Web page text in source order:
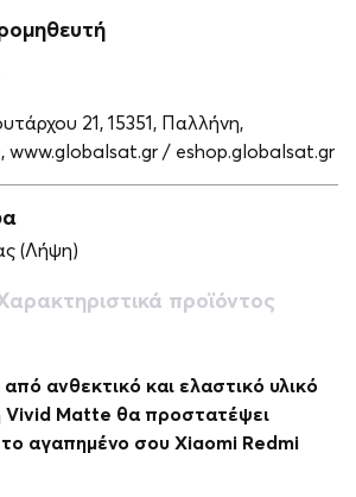
21, 15351, Παλλήνη,
www.globalsat.gr / eshop.globalsat.gr
(Λήψη)
προϊόντος
ανθεκτικό και ελαστικό υλικό
Vivid Matte θα προστατέψει
αγαπημένο σου Xiaomi Redmi